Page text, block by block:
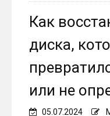
Как
диска,
или не
05.07.2024